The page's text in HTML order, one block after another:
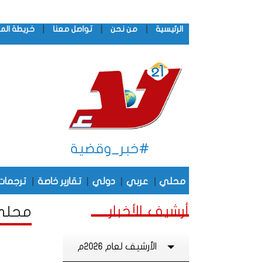
الرئيسية من نحن تواصل معنا خريطة
#خبر_وقضية
محلي عربي دولي تقارير خاصة
أرشيف الأخبار
الأرشيف لعام 2026م